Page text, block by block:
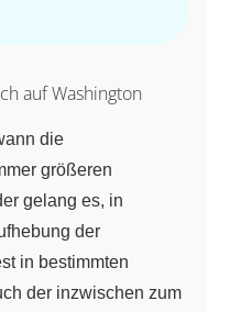
auf Washington
die
größeren
gelang es, in
der
in bestimmten
der inzwischen zum